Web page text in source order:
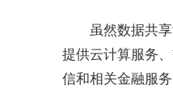
虽然数据共
提供云计算服务
信和相关金融服务